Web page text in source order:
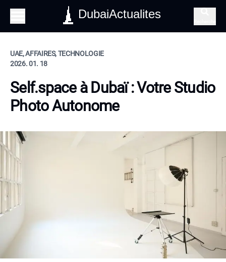
DubaiActualites
UAE, AFFAIRES, TECHNOLOGIE
2026. 01. 18
Self.space à Dubaï : Votre Studio
Photo Autonome